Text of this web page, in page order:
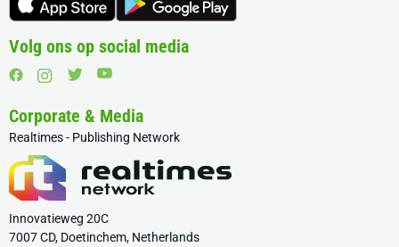
Volg ons op social media
Corporate & Media
Realtimes - Publishing Network
Innovatieweg 20C
7007 CD, Doetinchem, Netherlands